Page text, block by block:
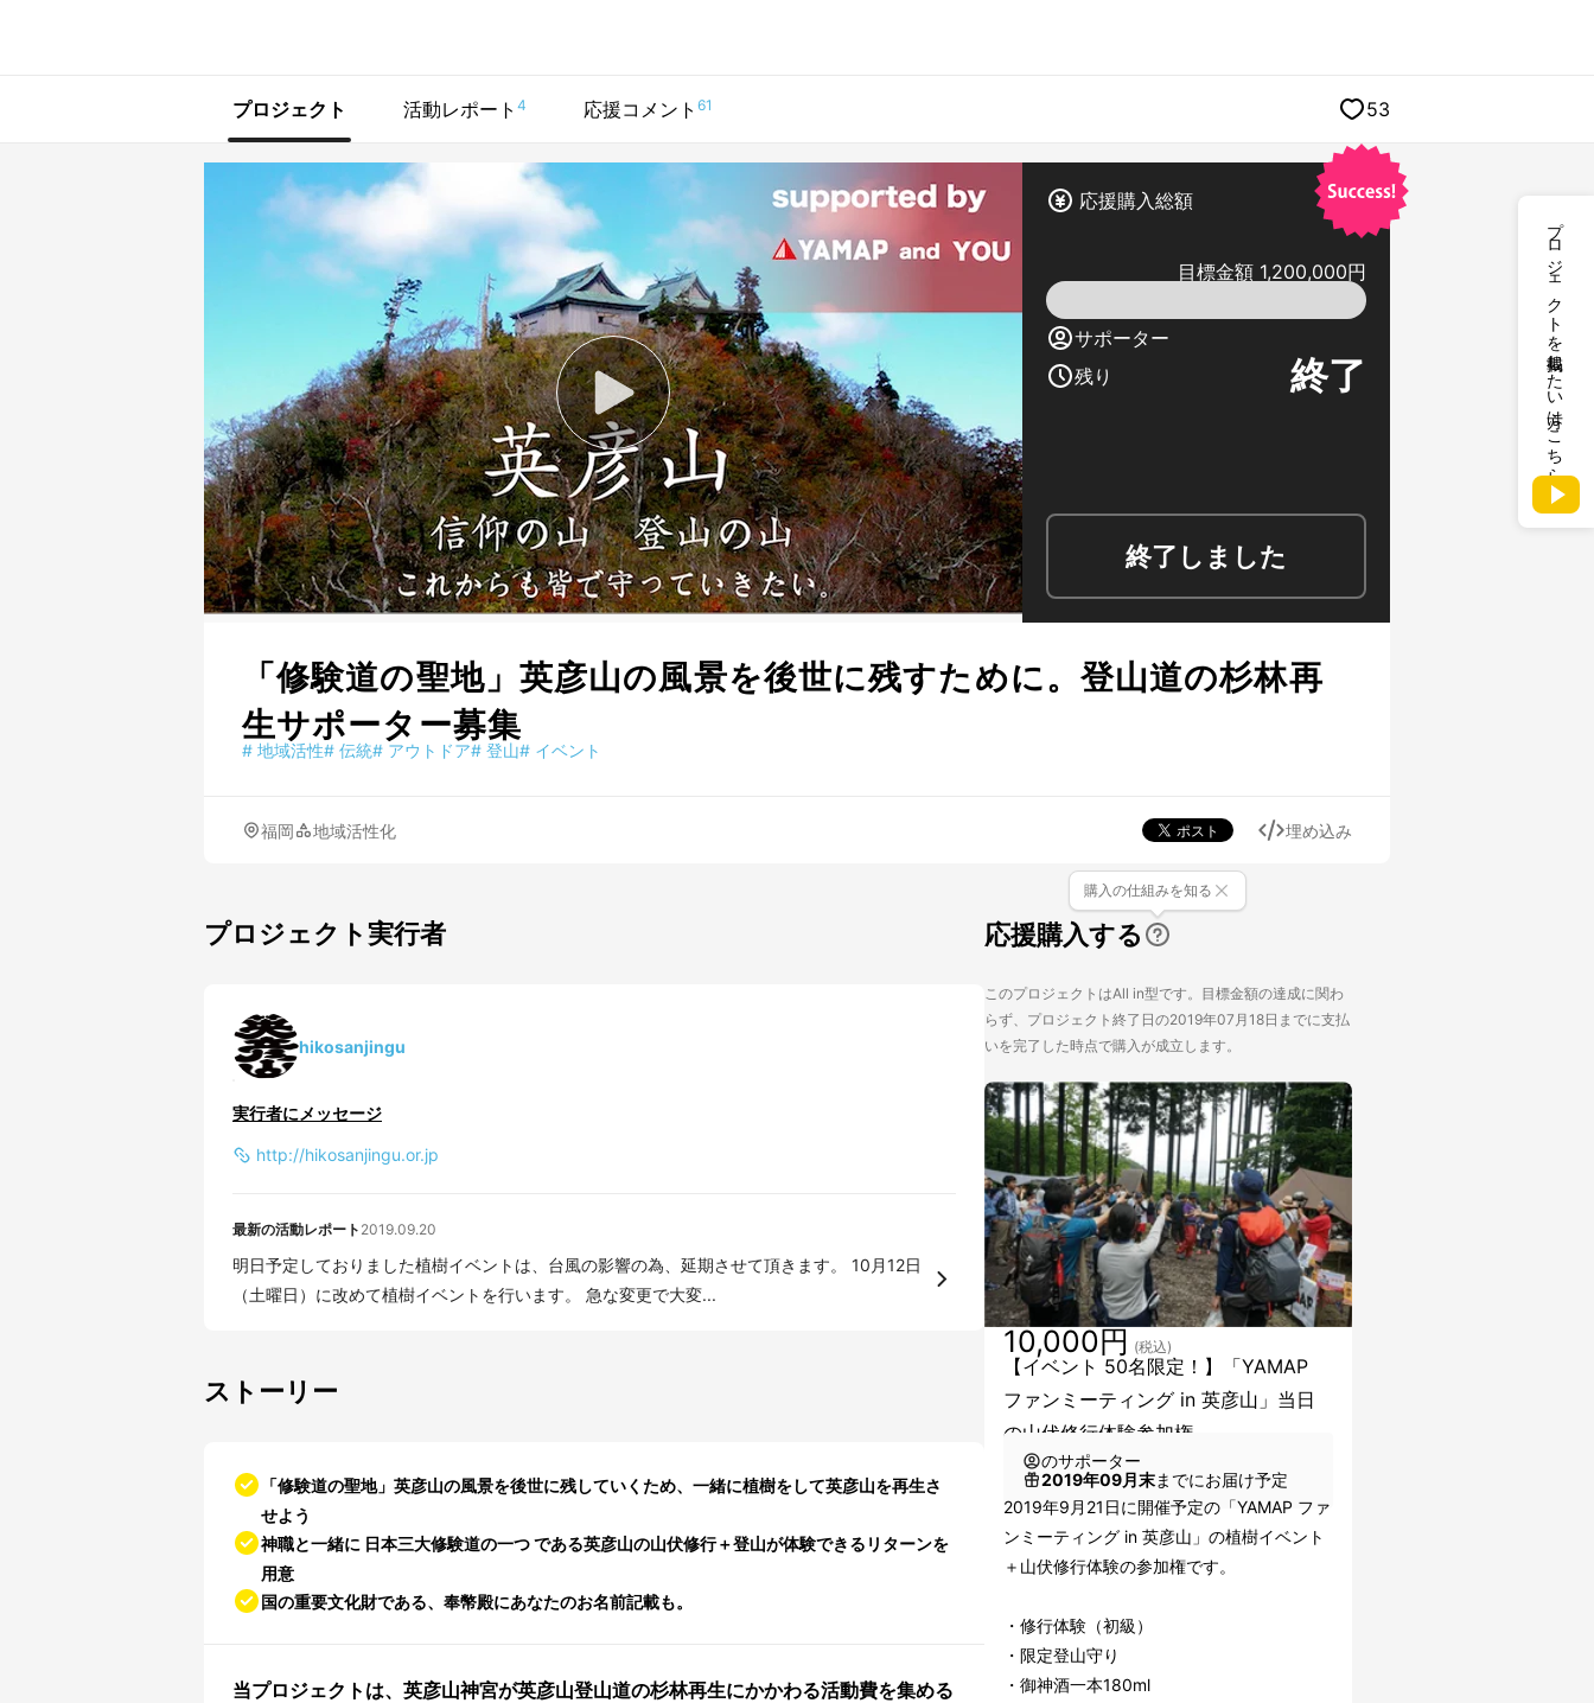
プロジェクトを掲載したい方はこちら
プロジェクト 活動レポート 4 応援コメント 61 53
応援購入総額
目標金額 1,200,000円
サポーター
残り
終了
終了しました
「修験道の聖地」英彦山の風景を後世に残すために。登山道の杉林再
生サポーター募集
# 地域活性# 伝統# アウトドア# 登山# イベント
福岡 地域活性化 埋め込み
プロジェクト実行者
hikosanjingu
実行者にメッセージ
http://hikosanjingu.or.jp
最新の活動レポート 2019.09.20
明日予定しておりました植樹イベントは、台風の影響の為、延期させて頂きます。 10月12日
（土曜日）に改めて植樹イベントを行います。 急な変更で大変...
ストーリー
「修験道の聖地」 英彦山の風景を後世に残していくため、 一緒に植樹をして英彦山を再生さ
せよう
神職と一緒に 日本三大修験道の一つである英彦山の山伏修行＋登山が体験できるリターンを
用意
国の重要文化財である、奉幣殿にあなたのお名前記載も。
当プロジェクトは、英彦山神宮が英彦山登山道の杉林再生にかかわる活動費を集める
応援購入する
購入の仕組みを知る
このプロジェクトはAll in型です。目標金額の達成に関わ
らず、プロジェクト終了日の2019年07月18日までに支払
いを完了した時点で購入が成立します。
【イベント 50名限定！】「YAMAP
ファンミーティング in 英彦山」当日
の山伏修行体験参加権
10,000円 (税込)
のサポーター
2019年09月末までにお届け予定
2019年9月21日に開催予定の「YAMAP ファ
ンミーティング in 英彦山」の植樹イベント
＋山伏修行体験の参加権です。
・修行体験（初級）
・限定登山守り
・御神酒一本180ml